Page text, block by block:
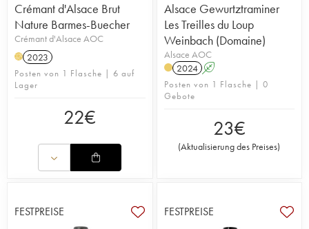
Crémant d'Alsace Brut
Nature Barmes-Buecher
Crémant d'Alsace AOC
H 2023
Posten von 1 Flasche | 6 auf
Lager
22€
Alsace Gewurtztraminer
Les Treilles du Loup
Weinbach (Domaine)
Alsace AOC
2024 A
Posten von 1 Flasche | 0
Gebote
23€
(Aktualisierung des Preises)
FESTPREISE FESTPREISE